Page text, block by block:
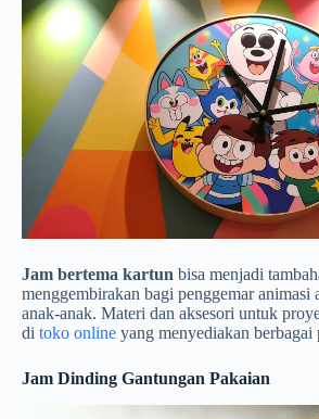
Jam bertema kartun bisa menjadi
menggembirakan bagi penggemar animasi
anak-anak. Materi dan aksesori untuk
di toko online yang menyediakan berbagai
Jam Dinding Gantungan Pakaian